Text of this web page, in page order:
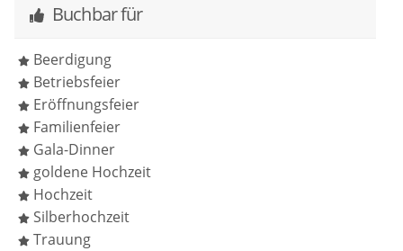
Hinterbliebenen mit der Beisetzung des
Erinnerungen dabei helfen, das Loslassen zu
ermöglichen.
Seit 2021 bin ich als freie Trauerrednerin tätig. Ich
bin dankbar für diese wertvolle Arbeit und über das
Vertrauen, dass mir bei jedem Lebensabschied
entgegengebracht wird.
Buchbar für
Beerdigung
Betriebsfeier
Eröffnungsfeier
Familienfeier
Gala-Dinner
goldene Hochzeit
Hochzeit
Silberhochzeit
Trauung